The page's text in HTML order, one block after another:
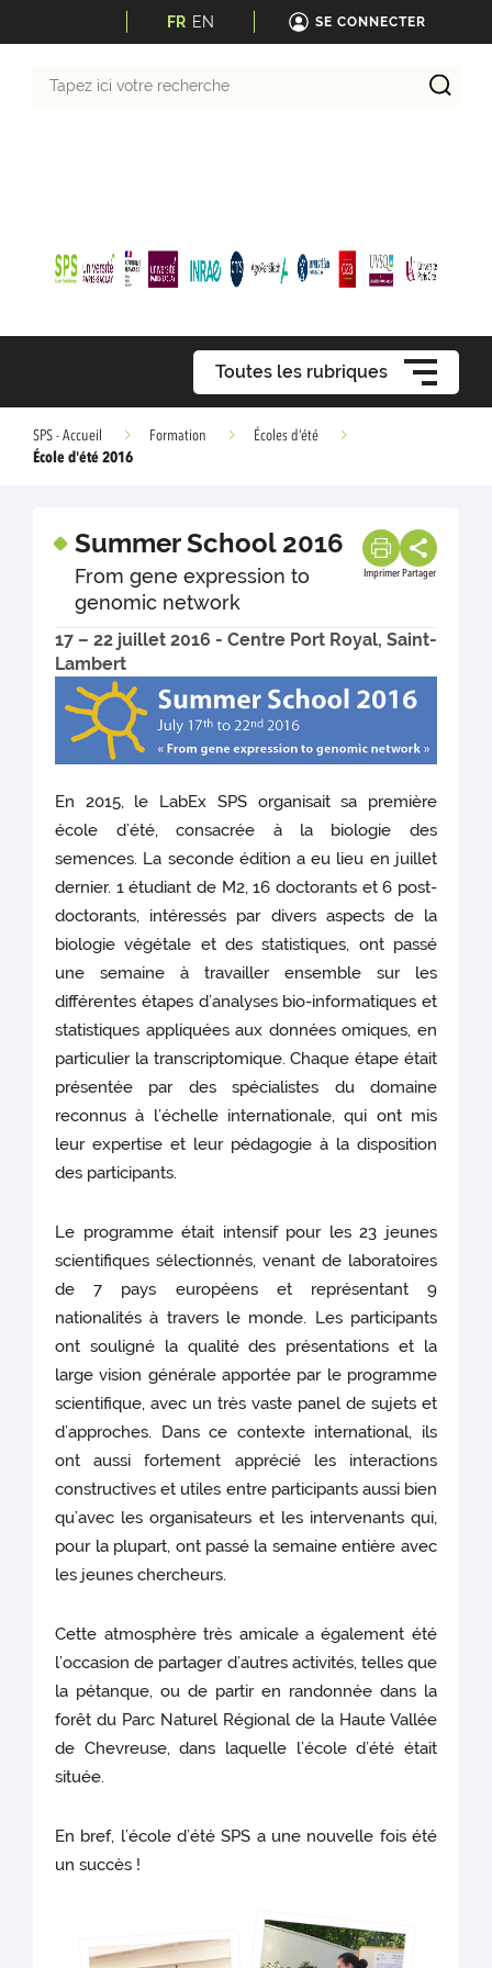
FR EN SE CONNECTER
Toutes les rubriques
SPS - Accueil Formation
Écoles d’été
École d'été 2016
Summer School 2016
From gene expression to
genomic network
Imprimer Partager
17 – 22 juillet 2016 - Centre Port Royal, Saint-
Lambert
En 2015, le LabEx SPS organisait sa première
école d’été, consacrée à la biologie des
semences. La seconde édition a eu lieu en juillet
dernier. 1 étudiant de M2, 16 doctorants et 6 post-
doctorants, intéressés par divers aspects de la
biologie végétale et des statistiques, ont passé
une semaine à travailler ensemble sur les
différentes étapes d’analyses bio-informatiques et
statistiques appliquées aux données omiques, en
particulier la transcriptomique. Chaque étape était
présentée par des spécialistes du domaine
reconnus à l’échelle internationale, qui ont mis
leur expertise et leur pédagogie à la disposition
des participants.
Le programme était intensif pour les 23 jeunes
scientifiques sélectionnés, venant de laboratoires
de 7 pays européens et représentant 9
nationalités à travers le monde. Les participants
ont souligné la qualité des présentations et la
large vision générale apportée par le programme
scientifique, avec un très vaste panel de sujets et
d’approches. Dans ce contexte international, ils
ont aussi fortement apprécié les interactions
constructives et utiles entre participants aussi bien
qu’avec les organisateurs et les intervenants qui,
pour la plupart, ont passé la semaine entière avec
les jeunes chercheurs.
Cette atmosphère très amicale a également été
l’occasion de partager d’autres activités, telles que
la pétanque, ou de partir en randonnée dans la
forêt du Parc Naturel Régional de la Haute Vallée
de Chevreuse, dans laquelle l’école d’été était
située.
En bref, l’école d’été SPS a une nouvelle fois été
un succès !